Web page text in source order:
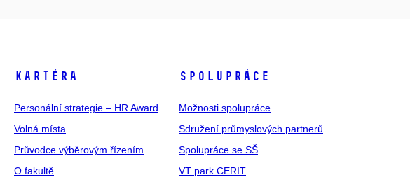
KARIÉRA
Personální strategie – HR Award
Volná místa
Průvodce výběrovým řízením
O fakultě
SPOLUPRÁCE
Možnosti spolupráce
Sdružení průmyslových partnerů
Spolupráce se SŠ
VT park CERIT